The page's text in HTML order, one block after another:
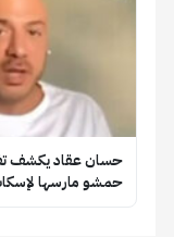
حسان عقاد يكشف
حمشو مارسها